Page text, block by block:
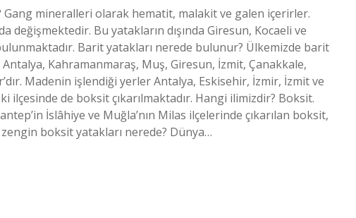
mineralleri olarak hematit, malakit ve galen içerirler.
değişmektedir. Bu yatakların dışında Giresun, Kocaeli ve
Barit yatakları nerede bulunur? Ülkemizde barit
Kahramanmaraş, Muş, Giresun, İzmit, Çanakkale,
Madenin işlendiği yerler Antalya, Eskisehir, İzmir, İzmit ve
ilçesinde de boksit çıkarılmaktadır. Hangi ilimizdir? Boksit.
İslâhiye ve Muğla’nın Milas ilçelerinde çıkarılan boksit,
boksit yatakları nerede? Dünya…